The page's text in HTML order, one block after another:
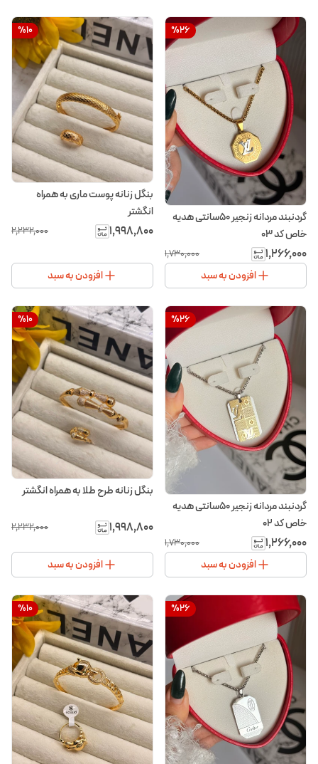
%26
گردنبند مردانه زنجیر ۵۰سانتی هدیه
خاص کد ۰۳
۱٬۲۶۶٬۰۰۰ ۱٬۷۳۰٬۰۰۰
افزودن به سبد
%10
بنگل زنانه پوست ماری به همراه
انگشتر
۱٬۹۹۸٬۸۰۰ ۲٬۲۳۲٬۰۰۰
افزودن به سبد
%26
گردنبند مردانه زنجیر ۵۰سانتی هدیه
خاص کد ۰۲
۱٬۲۶۶٬۰۰۰ ۱٬۷۳۰٬۰۰۰
افزودن به سبد
%10
بنگل زنانه طرح طلا به همراه انگشتر
۱٬۹۹۸٬۸۰۰ ۲٬۲۳۲٬۰۰۰
افزودن به سبد
%26
%10